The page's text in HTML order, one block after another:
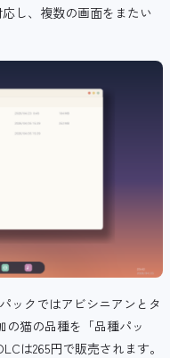
し、複数の画面をまたい
ックではアビシニアンとタ
の猫の品種を「品種パッ
は265円で販売されます。